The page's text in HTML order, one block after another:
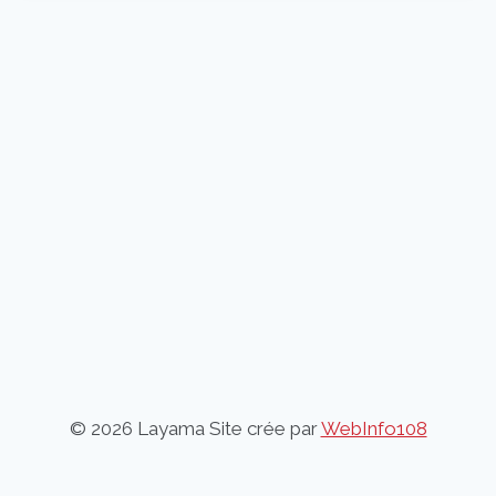
© 2026 Layama Site crée parWebInfo108